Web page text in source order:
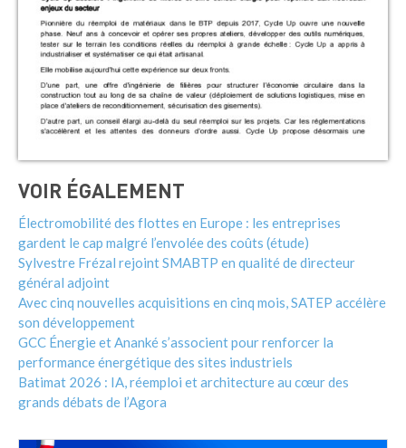
VOIR ÉGALEMENT
Électromobilité des flottes en Europe : les entreprises
gardent le cap malgré l’envolée des coûts (étude)
Sylvestre Frézal rejoint SMABTP en qualité de directeur
général adjoint
Avec cinq nouvelles acquisitions en cinq mois, SATEP accélère
son développement
GCC Énergie et Ananké s’associent pour renforcer la
performance énergétique des sites industriels
Batimat 2026 : IA, réemploi et architecture au cœur des
grands débats de l’Agora